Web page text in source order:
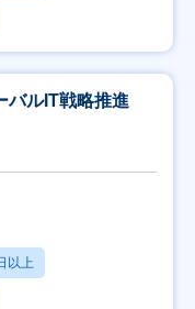
バルIT戦略推進
以上